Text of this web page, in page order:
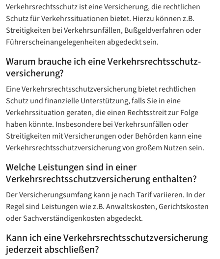
Verkehrsrechtsschutz ist eine Versicherung, die rechtlichen
Schutz für Verkehrssituationen bietet. Hierzu können z.B.
Streitigkeiten bei Verkehrsunfällen, Bußgeldverfahren oder
Führerscheinangelegenheiten abgedeckt sein.
Warum brauche ich eine Verkehrsrechtsschutz­
versicherung?
Eine Verkehrsrechtsschutz­versicherung bietet rechtlichen
Schutz und finanzielle Unterstützung, falls Sie in eine
Verkehrssituation geraten, die einen Rechtsstreit zur Folge
haben könnte. Insbesondere bei Verkehrsunfällen oder
Streitigkeiten mit Versicherungen oder Behörden kann eine
Verkehrsrechtsschutzversicherung von großem Nutzen sein.
Welche Leistungen sind in einer
Verkehrsrechtsschutz­versicherung enthalten?
Der Versicherungsumfang kann je nach Tarif variieren. In der
Regel sind Leistungen wie z.B. Anwaltskosten, Gerichtskosten
oder Sachverständigenkosten abgedeckt.
Kann ich eine Verkehrsrechtsschutz­versicherung
jederzeit abschließen?